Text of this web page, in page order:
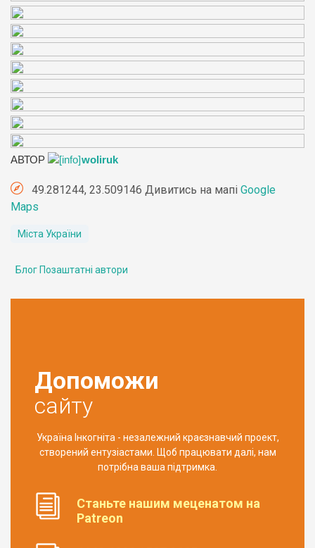
АВТОР woliruk
49.281244, 23.509146 Дивитись на мапі Google
Maps
Міста України
Блог Позаштатні автори
Допоможи
сайту
Україна Інкогніта - незалежний краєзнавчий проект,
створений ентузіастами. Щоб працювати далі, нам
потрібна ваша підтримка.
Станьте нашим меценатом на
Patreon